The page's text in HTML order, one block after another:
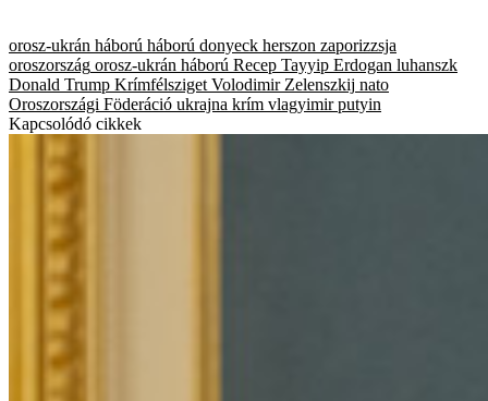
orosz-ukrán háború háború donyeck herszon zaporizzsja
oroszország orosz-ukrán háború Recep Tayyip Erdogan luhanszk
Donald Trump Krímfélsziget Volodimir Zelenszkij nato
Oroszországi Föderáció ukrajna krím vlagyimir putyin
Kapcsolódó cikkek